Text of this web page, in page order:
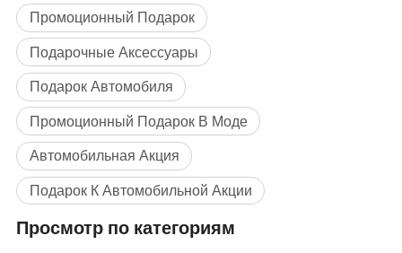
Промоционный Подарок
Подарочные Аксессуары
Подарок Автомобиля
Промоционный Подарок В Моде
Автомобильная Акция
Подарок К Автомобильной Акции
Просмотр по категориям